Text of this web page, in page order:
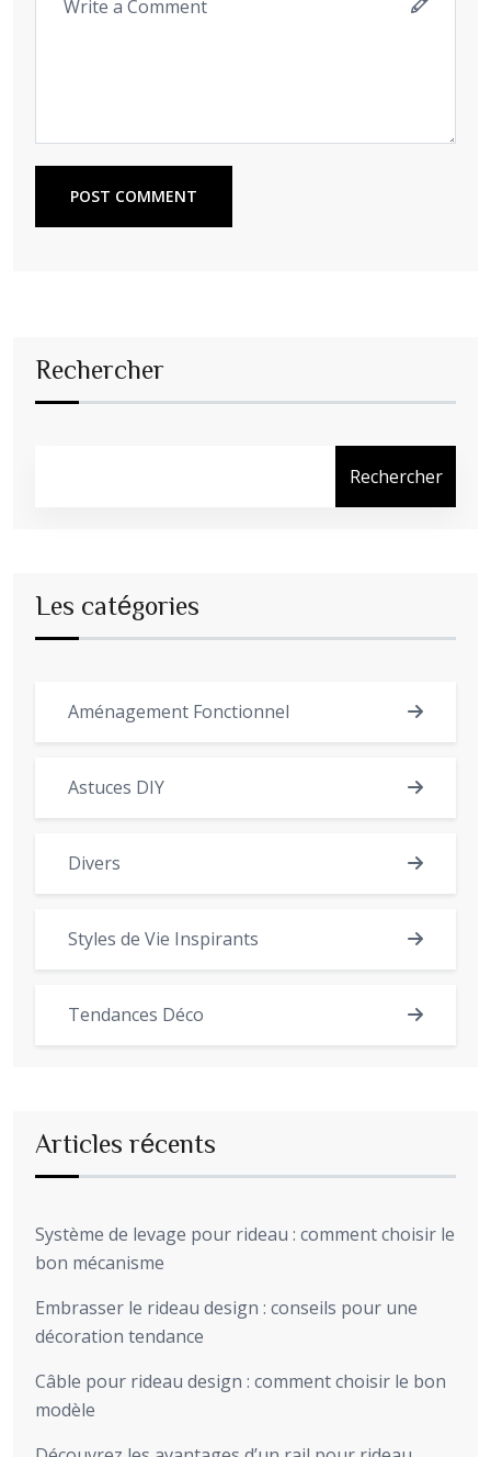
POST COMMENT
Rechercher
Rechercher
Les catégories
Aménagement Fonctionnel
Astuces DIY
Divers
Styles de Vie Inspirants
Tendances Déco
Articles récents
Système de levage pour rideau : comment choisir le
bon mécanisme
Embrasser le rideau design : conseils pour une
décoration tendance
Câble pour rideau design : comment choisir le bon
modèle